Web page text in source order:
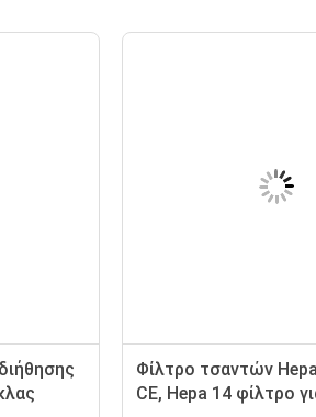
Φίλτρο τσαντών
CE, Hepa 14 φίλτρο